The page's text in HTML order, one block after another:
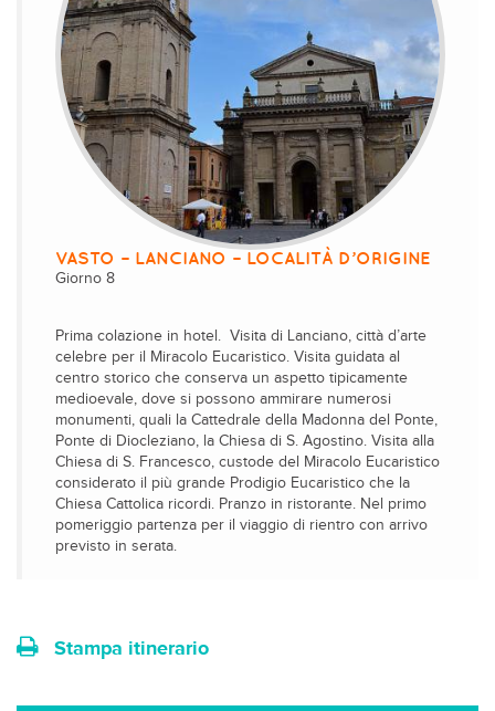
VASTO – LANCIANO – LOCALITÀ D’ORIGINE
Giorno 8
Prima colazione in hotel. Visita di Lanciano, città d’arte
celebre per il Miracolo Eucaristico. Visita guidata al
centro storico che conserva un aspetto tipicamente
medioevale, dove si possono ammirare numerosi
monumenti, quali la Cattedrale della Madonna del Ponte,
Ponte di Diocleziano, la Chiesa di S. Agostino. Visita alla
Chiesa di S. Francesco, custode del Miracolo Eucaristico
considerato il più grande Prodigio Eucaristico che la
Chiesa Cattolica ricordi. Pranzo in ristorante. Nel primo
pomeriggio partenza per il viaggio di rientro con arrivo
previsto in serata.
Stampa itinerario